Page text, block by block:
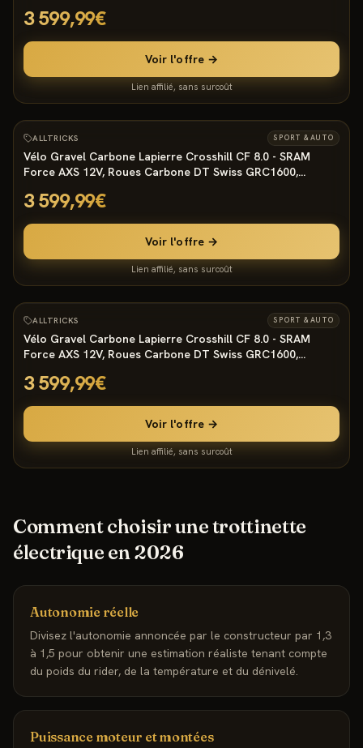
3 599,99€
Voir l'offre →
Lien affilié, sans surcoût
805°
ALLTRICKS SPORT & AUTO
Vélo Gravel Carbone Lapierre Crosshill CF 8.0 - SRAM
Force AXS 12V, Roues Carbone DT Swiss GRC1600,
3 599,99€
Voir l'offre →
Lien affilié, sans surcoût
805°
ALLTRICKS SPORT & AUTO
Vélo Gravel Carbone Lapierre Crosshill CF 8.0 - SRAM
Force AXS 12V, Roues Carbone DT Swiss GRC1600,
3 599,99€
Voir l'offre →
Lien affilié, sans surcoût
Comment choisir une trottinette
électrique en 2026
Autonomie réelle
Divisez l'autonomie annoncée par le constructeur par 1,3
à 1,5 pour obtenir une estimation réaliste tenant compte
du poids du rider, de la température et du dénivelé.
Puissance moteur et montées